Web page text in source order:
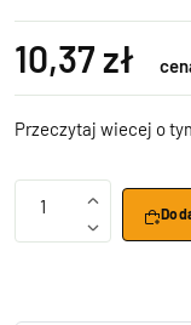
10,37 zł
Przeczytaj wiecej o
1